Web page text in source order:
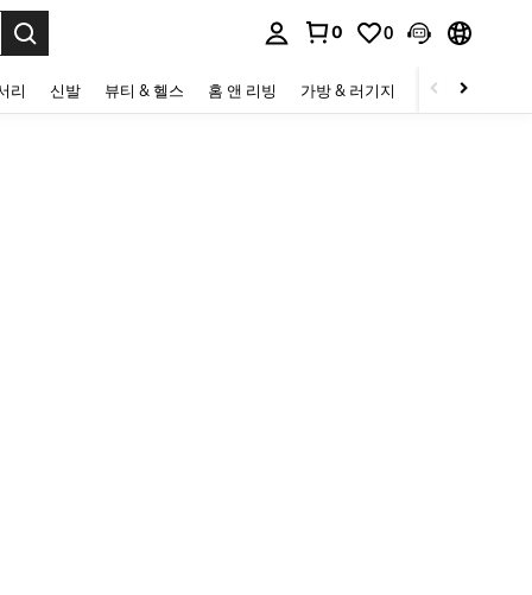
0 0
리 신발 뷰티 & 헬스 홈 앤 리빙 가방 & 러기지 스포츠 & 아웃